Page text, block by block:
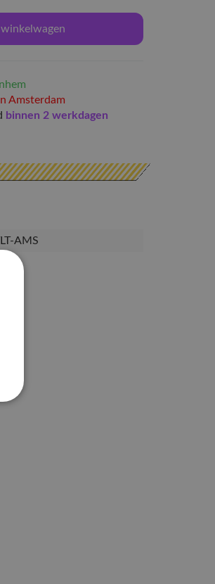
Amsterdam
binnen 2 werkdagen
AMS